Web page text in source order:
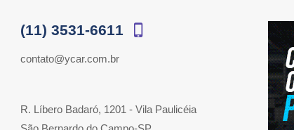
(11) 3531-6611
contato@ycar.com.br
R. Líbero Badaró, 1201 - Vila Paulicéia